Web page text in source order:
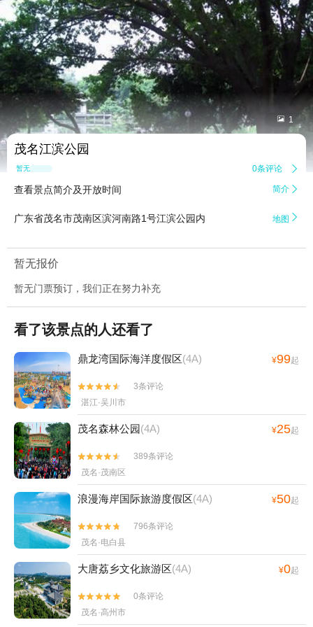
 1
茂名江滨公园
暂无点评 0条评论 
查看景点简介及开放时间 简介 
广东省茂名市茂南区滨河南路1号江滨公园内 地图 
暂无报价
暂无门票预订，我们正在努力补充
看了该景点的人还看了
鼎龙湾国际海洋度假区(4A) ¥99起


3条评论
湛江·吴川市
茂名森林公园(4A) ¥25起


389条评论
茂名·茂南区
浪漫海岸国际旅游度假区(4A) ¥50起


796条评论
茂名·电白县
大唐荔乡文化旅游区(4A) ¥0起


0条评论
茂名·高州市
